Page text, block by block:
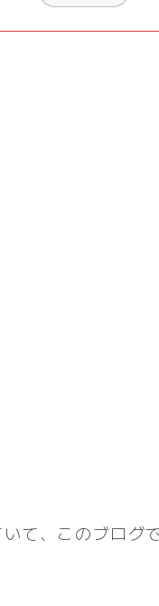
て、このブログ